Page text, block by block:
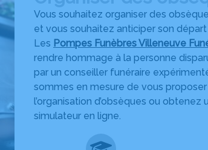
Vous souhaitez organiser des
et vous souhaitez anticiper son départ
Les Pompes Funèbres Villeneuve
rendre hommage à la personne
par un conseiller funéraire
sommes en mesure de vous
l’organisation d’obsèques ou
simulateur en ligne.